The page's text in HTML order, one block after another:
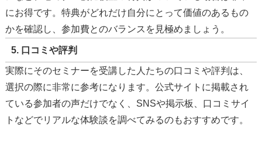
にお得です。特典がどれだけ自分にとって価値のあるもの
かを確認し、参加費とのバランスを見極めましょう。
5. 口コミや評判
実際にそのセミナーを受講した人たちの口コミや評判は、
選択の際に非常に参考になります。公式サイトに掲載され
ている参加者の声だけでなく、SNSや掲示板、口コミサイ
トなどでリアルな体験談を調べてみるのもおすすめです。